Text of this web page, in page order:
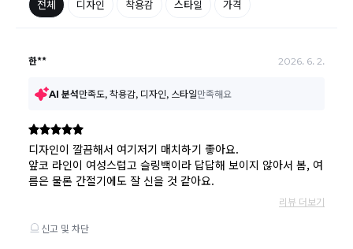
반품/교환 불가능한
시간이 경과되어 재판매가 어려울 정도로 상품가치가 상
배송된 상품이 설치가 완료된 경우(가전, 가구 등)
하는 청약철회 제한사유에 해당하는 경우
A/S 안내
상품불량에 의한 반품, 교환, A/S, 환불, 품질보증 및 피해
보상 등에 관한 사항은 소비자분쟁해결기준(공정거래위
원회 고시)에 따라 받으실 수 있습니다.